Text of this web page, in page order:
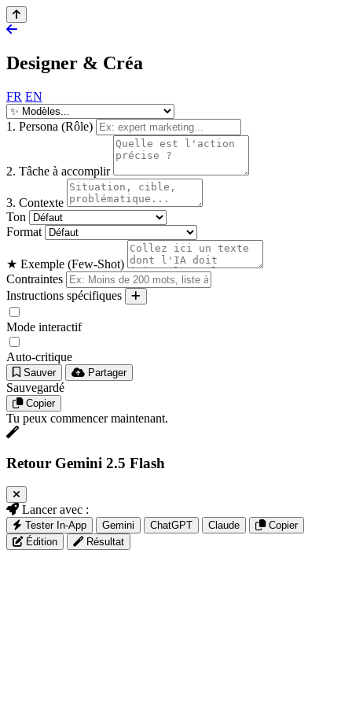
Designer & Créa
FR EN
1. Persona (Rôle)
2. Tâche à accomplir
3. Contexte
Ton
Format
★ Exemple (Few-Shot)
Contraintes
Instructions spécifiques
Mode interactif
Auto-critique
Sauver Partager
Sauvegardé
Copier
Tu peux commencer maintenant.
Retour Gemini 2.5 Flash
Lancer avec :
Tester In-App Gemini ChatGPT Claude
Copier
Édition
Résultat